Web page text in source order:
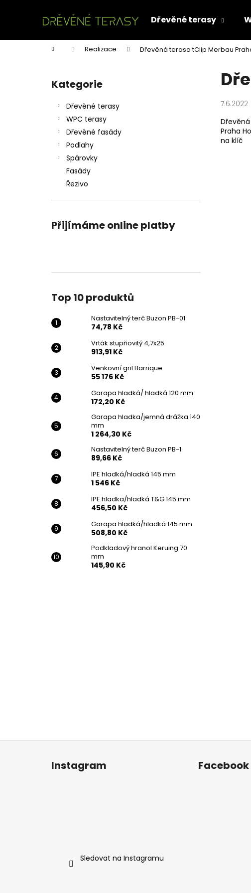
Dřevěné terasy
Domů Realizace Dřevěná terasa tClip Merbau
Přeskočit
kategorie
Kategorie
Dřevěné terasy
WPC terasy
Dřevěné fasády
Podlahy
Spárovky
Fasády
Řezivo
Přijímáme online platby
Top 10 produktů
Nastavitelný terč Buzon PB-01
74,78 Kč
Vrták stupňovitý 4,7x25
913,91 Kč
Venkovní gril Barrique
55 176 Kč
Garapa hladká/ hladká 120 mm
172,20 Kč
Garapa hladka/jemná drážka 140
mm
1 264,30 Kč
Nastavitelný terč Buzon PB-1
89,66 Kč
IPE hladká/hladká 145 mm
1 546 Kč
IPE hladka/hladká T&G 145 mm
456,50 Kč
Garapa hladká/hladká 145 mm
508,80 Kč
Podkladový hranol Keruing 70
mm
145,90 Kč
7.6.2022
Praha
na klíč
í
Zpět
do
Zpět
do
Co
NASTAVITELNÝ TERČ BUZON PB-01
Instagram
Sledovat na Instagramu
Facebook